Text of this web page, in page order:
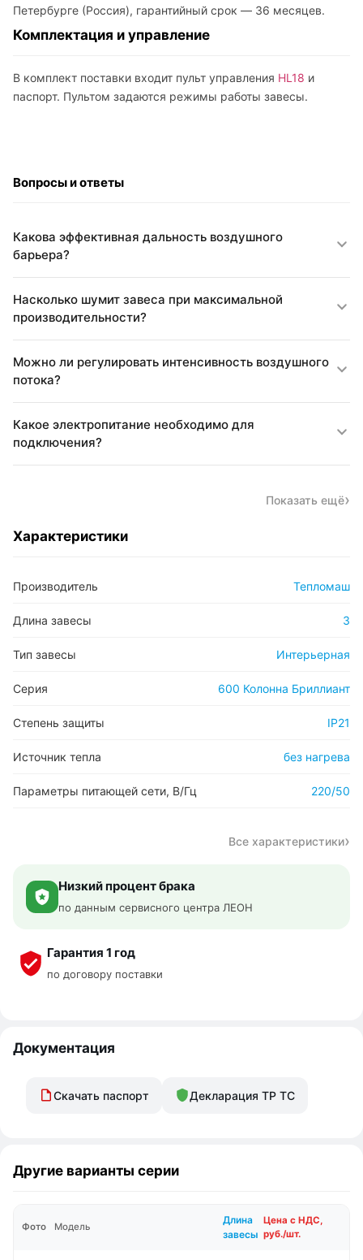
Петербурге (Россия), гарантийный срок — 36 месяцев.
Комплектация и управление
В комплект поставки входит пульт управления HL18 и
паспорт. Пультом задаются режимы работы завесы.
Вопросы и ответы
Какова эффективная дальность воздушного
барьера?
Насколько шумит завеса при максимальной
производительности?
Можно ли регулировать интенсивность воздушного
потока?
Какое электропитание необходимо для
подключения?
Показать ещё
Характеристики
Производитель Тепломаш
Длина завесы 3
Тип завесы Интерьерная
Серия 600 Колонна Бриллиант
Степень защиты IP21
Источник тепла без нагрева
Параметры питающей сети, В/Гц 220/50
Все характеристики
Низкий процент брака
по данным сервисного центра ЛЕОН
Гарантия 1 год
по договору поставки
Документация
Скачать паспорт Декларация ТР ТС
Другие варианты серии
Фото Модель
Длина
завесы
Цена с НДС,
руб./шт.